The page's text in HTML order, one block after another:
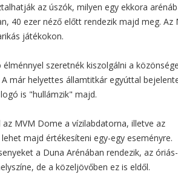
az úszók, milyen egy ekkora
40 ezer néző előtt rendezik majd meg. Az
játékokon.
szeretnék kiszolgálni a
már helyettes államtitkár egyúttal
is "hullámzik" majd.
MVM Dome a vízilabdatorna, illetve az
majd értékesíteni egy-egy eseményre.
a Duna Arénában rendezik, az óriás-
de a közeljövőben ez is eldől.